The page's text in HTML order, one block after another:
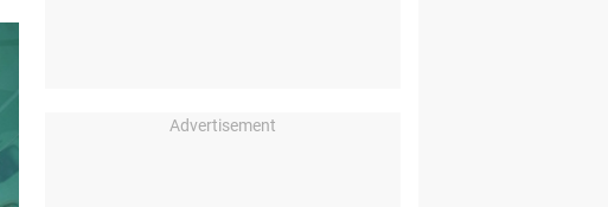
Advertisement